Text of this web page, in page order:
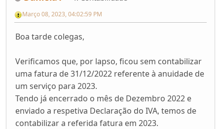
Março 08, 2023, 04:02:59 PM
Boa tarde colegas,
Verificamos que, por lapso, ficou sem contabilizar
uma fatura de 31/12/2022 referente à anuidade de
um serviço para 2023.
Tendo já encerrado o mês de Dezembro 2022 e
enviado a respetiva Declaração do IVA, temos de
contabilizar a referida fatura em 2023.